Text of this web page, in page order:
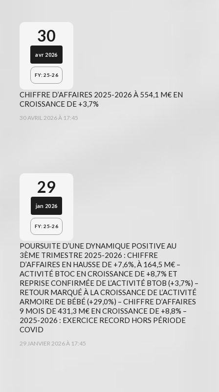
30
avr 2026
FY: 25-26
CHIFFRE D’AFFAIRES 2025-2026 À 554,1 M€ EN
CROISSANCE DE +3,7%
30 AVRIL 2026 À 17:45
29
jan 2026
FY: 25-26
POURSUITE D’UNE DYNAMIQUE POSITIVE AU
3ÈME TRIMESTRE 2025-2026 : CHIFFRE
D’AFFAIRES EN HAUSSE DE +7,6%, À 164,5 M€ –
ACTIVITÉ BTOC EN CROISSANCE DE +8,7% ET
REPRISE CONFIRMÉE DE L’ACTIVITÉ BTOB (+3,7%) –
RETOUR MARQUÉ À LA CROISSANCE DE L’ACTIVITÉ
ARMOIRE DE BÉBÉ (+29,0%) – CHIFFRE D’AFFAIRES
9 MOIS DE 431,3 M€ EN CROISSANCE DE +8,8% –
2025-2026 : EXERCICE RECORD HORS PÉRIODE
COVID
29 JANVIER 2026 À 17:45